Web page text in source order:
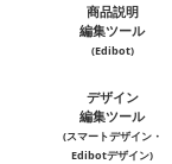
商品説明
編集ツール
(Edibot)
デザイン
編集ツール
(スマートデザイン・
Edibotデザイン)